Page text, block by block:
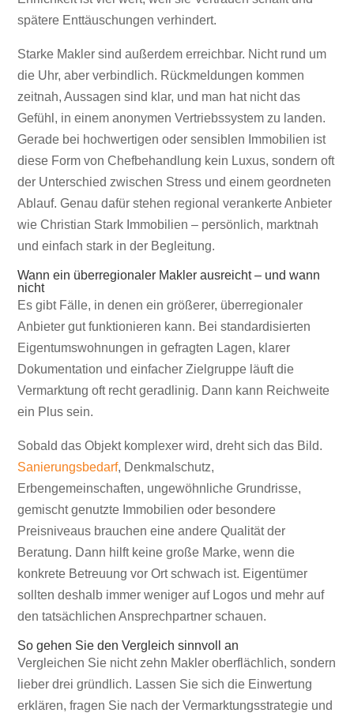
spätere Enttäuschungen verhindert.
Starke Makler sind außerdem erreichbar. Nicht rund um
die Uhr, aber verbindlich. Rückmeldungen kommen
zeitnah, Aussagen sind klar, und man hat nicht das
Gefühl, in einem anonymen Vertriebssystem zu landen.
Gerade bei hochwertigen oder sensiblen Immobilien ist
diese Form von Chefbehandlung kein Luxus, sondern oft
der Unterschied zwischen Stress und einem geordneten
Ablauf. Genau dafür stehen regional verankerte Anbieter
wie Christian Stark Immobilien – persönlich, marktnah
und einfach stark in der Begleitung.
Wann ein überregionaler Makler ausreicht – und wann
nicht
Es gibt Fälle, in denen ein größerer, überregionaler
Anbieter gut funktionieren kann. Bei standardisierten
Eigentumswohnungen in gefragten Lagen, klarer
Dokumentation und einfacher Zielgruppe läuft die
Vermarktung oft recht geradlinig. Dann kann Reichweite
ein Plus sein.
Sobald das Objekt komplexer wird, dreht sich das Bild.
Sanierungsbedarf, Denkmalschutz,
Erbengemeinschaften, ungewöhnliche Grundrisse,
gemischt genutzte Immobilien oder besondere
Preisniveaus brauchen eine andere Qualität der
Beratung. Dann hilft keine große Marke, wenn die
konkrete Betreuung vor Ort schwach ist. Eigentümer
sollten deshalb immer weniger auf Logos und mehr auf
den tatsächlichen Ansprechpartner schauen.
So gehen Sie den Vergleich sinnvoll an
Vergleichen Sie nicht zehn Makler oberflächlich, sondern
lieber drei gründlich. Lassen Sie sich die Einwertung
erklären, fragen Sie nach der Vermarktungsstrategie und